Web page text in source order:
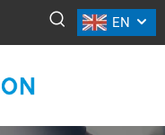
EN